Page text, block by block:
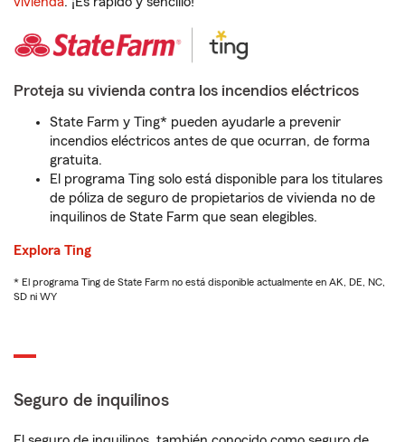
Proteja su vivienda contra los incendios eléctricos
State Farm y Ting* pueden ayudarle a prevenir
incendios eléctricos antes de que ocurran, de forma
gratuita.
El programa Ting solo está disponible para los titulares
de póliza de seguro de propietarios de vivienda no de
inquilinos de State Farm que sean elegibles.
Explora Ting
* El programa Ting de State Farm no está disponible actualmente en AK, DE, NC,
SD ni WY
Seguro de inquilinos